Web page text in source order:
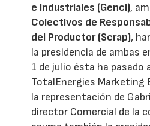
e Industriales (Genci),
Colectivos de
del Productor (Scrap),
la presidencia de ambas
1 de julio ésta ha pasado
TotalEnergies Marketing
la representación de
director Comercial de la